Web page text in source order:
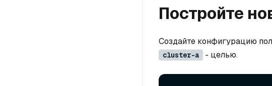
Постройте
Создайте конфигурацию
cluster-a - целью.